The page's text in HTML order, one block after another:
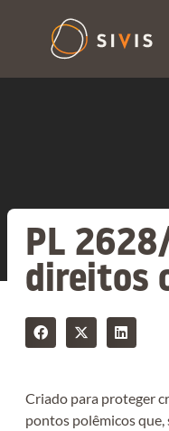
PL
direitos
Criado para proteger
pontos polêmicos que,